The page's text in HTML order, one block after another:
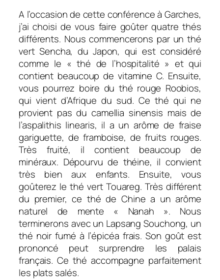
A l’occasion de cette conférence à Garches,
j’ai choisi de vous faire goûter quatre thés
différents. Nous commencerons par un thé
vert Sencha, du Japon, qui est considéré
comme le « thé de l’hospitalité » et qui
contient beaucoup de vitamine C. Ensuite,
vous pourrez boire du thé rouge Roobios,
qui vient d’Afrique du sud. Ce thé qui ne
provient pas du camellia sinensis mais de
l’aspalithis linearis, il a un arôme de fraise
gariguette, de framboise, de fruits rouges.
Très fruité, il contient beaucoup de
minéraux. Dépourvu de théine, il convient
très bien aux enfants. Ensuite, vous
goûterez le thé vert Touareg. Très différent
du premier, ce thé de Chine a un arôme
naturel de mente « Nanah ». Nous
terminerons avec un Lapsang Souchong, un
thé noir fumé à l’épicéa frais. Son goût est
prononcé peut surprendre les palais
français. Ce thé accompagne parfaitement
les plats salés.